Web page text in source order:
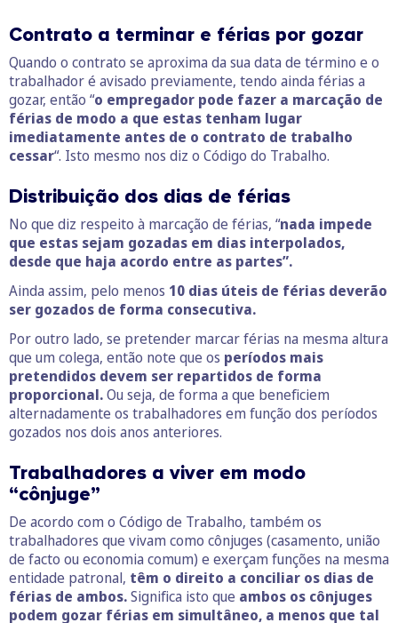
Contrato a terminar e férias por gozar
Quando o contrato se aproxima da sua data de término e o
trabalhador é avisado previamente, tendo ainda férias a
gozar, então “o empregador pode fazer a marcação de
férias de modo a que estas tenham lugar
imediatamente antes de o contrato de trabalho
cessar“. Isto mesmo nos diz o Código do Trabalho.
Distribuição dos dias de férias
No que diz respeito à marcação de férias, “nada impede
que estas sejam gozadas em dias interpolados,
desde que haja acordo entre as partes”.
Ainda assim, pelo menos 10 dias úteis de férias deverão
ser gozados de forma consecutiva.
Por outro lado, se pretender marcar férias na mesma altura
que um colega, então note que os períodos mais
pretendidos devem ser repartidos de forma
proporcional.Ou seja, de forma a que beneficiem
alternadamente os trabalhadores em função dos períodos
gozados nos dois anos anteriores.
Trabalhadores a viver em modo
“cônjuge”
De acordo com o Código de Trabalho, também os
trabalhadores que vivam como cônjuges (casamento, união
de facto ou economia comum) e exerçam funções na mesma
entidade patronal, têm o direito a conciliar os dias de
férias de ambos.Significa isto que ambos os cônjuges
podem gozar férias em simultâneo, a menos que tal